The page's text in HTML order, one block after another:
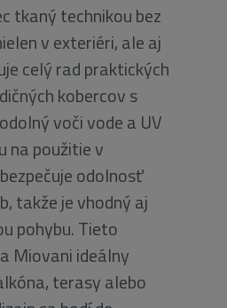
tkaný technikou bez
v exteriéri, ale aj
celý rad praktických
kobercov s
voči vode a UV
na použitie v
odolnosť
takže je vhodný aj
pohybu. Tieto
Miovani ideálny
terasy alebo